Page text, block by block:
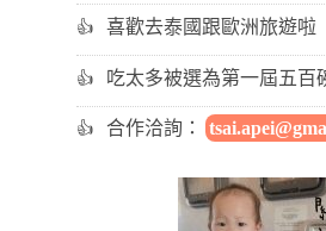
喜歡去泰國跟歐洲旅遊啦
吃太多被選為第一屆五百
合作洽詢：